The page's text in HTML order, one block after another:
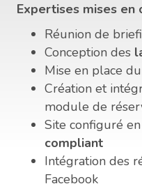
Expertises mises en
Réunion de
Conception des
Mise en place du
Création et
module de
Site configuré en
compliant
Intégration des
Facebook